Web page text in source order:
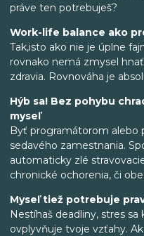
práve ten potrebuješ?
Work-life balance ako
Tak,isto ako nie je úplne
rovnako nemá zmysel
zdravia. Rovnováha je
Hýb sa! Bez pohybu
myseľ
Byť programátorom alebo
sedavého zamestnania.
automaticky zlé
chronické ochorenia, či
Myseľ tiež potrebuje
Nestíhaš deadliny, stres
ovplyvňuje tvoje vzťahy.